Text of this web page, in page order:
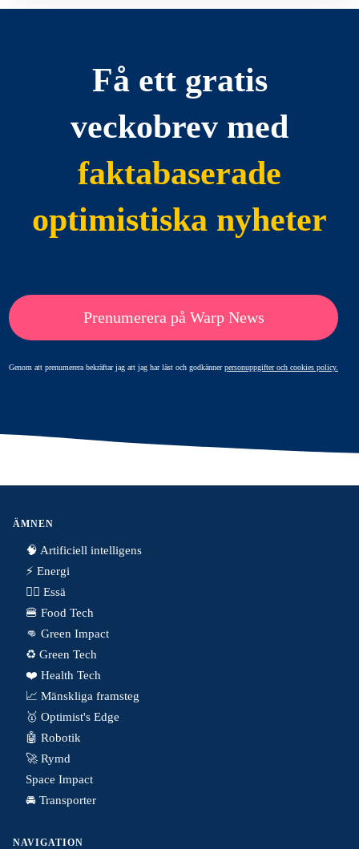
Få ett gratis
veckobrev med
faktabaserade
optimistiska nyheter
Prenumerera på Warp News
Genom att prenumerera bekräftar jag att jag har läst och godkännerpersonuppgifter och cookies policy.
ÄMNEN
🧠 Artificiell intelligens
⚡️ Energi
✍🏼 Essä
🍔 Food Tech
👊 Green Impact
♻️ Green Tech
❤️ Health Tech
📈 Mänskliga framsteg
🥇 Optimist's Edge
🤖 Robotik
🚀 Rymd
Space Impact
🚘 Transporter
NAVIGATION